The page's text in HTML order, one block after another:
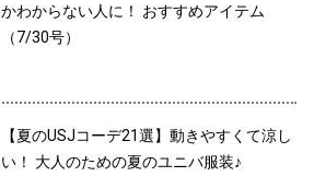
かわからない人に！ おすすめアイテム
（7/30号）
【夏のUSJコーデ21選】動きやすくて涼し
い！ 大人のための夏のユニバ服装♪